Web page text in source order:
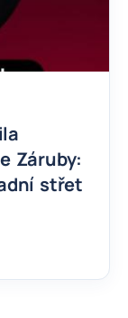
Záruby:
střet